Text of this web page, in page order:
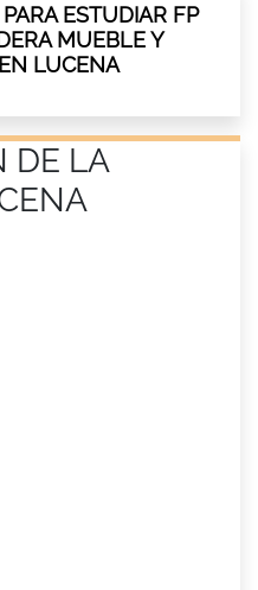
ESTUDIAR FP
MUEBLE Y
LUCENA
DE LA